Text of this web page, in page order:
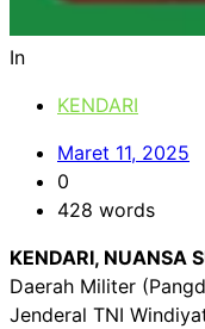
In
KENDARI
Maret 11, 2025
0
428 words
KENDARI, NUANSA
Daerah Militer
Jenderal TNI